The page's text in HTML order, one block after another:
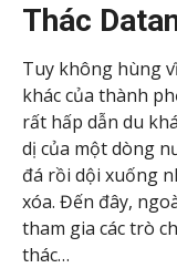
Thác
Tuy không hùng
khác của thành
rất hấp dẫn du
dị của một dòng
đá rồi dội xuống
xóa. Đến đây,
tham gia các trò
thác…